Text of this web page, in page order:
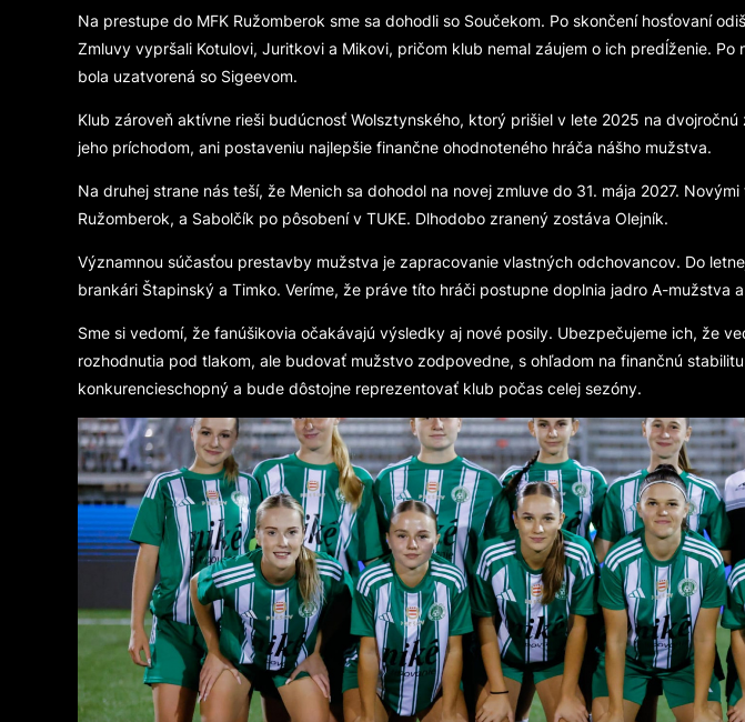
Na prestupe do MFK Ružomberok sme sa dohodli so Součekom. Po skončení hosťovaní
Zmluvy vypršali Kotulovi, Juritkovi a Mikovi, pričom klub nemal záujem o ich predĺženie.
bola uzatvorená so Sigeevom.
Klub zároveň aktívne rieši budúcnosť Wolsztynského, ktorý prišiel v lete 2025 na
jeho príchodom, ani postaveniu najlepšie finančne ohodnoteného hráča nášho mužstva.
Na druhej strane nás teší, že Menich sa dohodol na novej zmluve do 31. mája 2027.
Ružomberok, a Sabolčík po pôsobení v TUKE. Dlhodobo zranený zostáva Olejník.
Významnou súčasťou prestavby mužstva je zapracovanie vlastných odchovancov. Do
brankári Štapinský a Timko. Veríme, že práve títo hráči postupne doplnia jadro A-mužstva
Sme si vedomí, že fanúšikovia očakávajú výsledky aj nové posily. Ubezpečujeme ich, že
rozhodnutia pod tlakom, ale budovať mužstvo zodpovedne, s ohľadom na finančnú
konkurencieschopný a bude dôstojne reprezentovať klub počas celej sezóny.